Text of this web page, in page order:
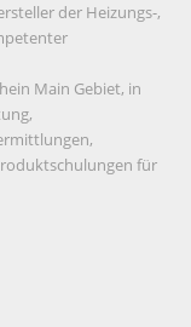
der Heizungs-,
Main Gebiet, in
für